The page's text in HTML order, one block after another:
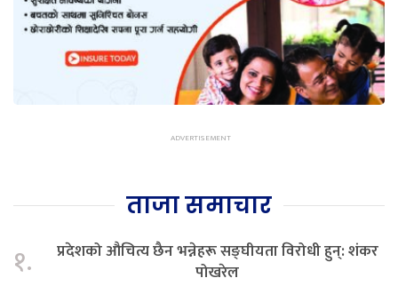
ताजा समाचार
१.
प्रदेशको औचित्य छैन भन्नेहरू सङ्घीयता विरोधी हुन्: शंकर
पोखरेल